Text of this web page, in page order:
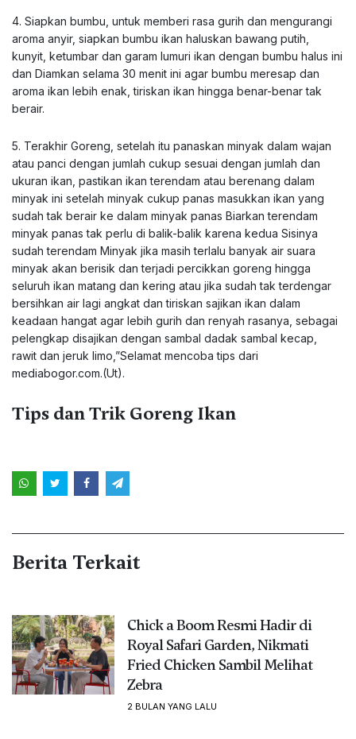
4. Siapkan bumbu, untuk memberi rasa gurih dan mengurangi
aroma anyir, siapkan bumbu ikan haluskan bawang putih,
kunyit, ketumbar dan garam lumuri ikan dengan bumbu halus ini
dan Diamkan selama 30 menit ini agar bumbu meresap dan
aroma ikan lebih enak, tiriskan ikan hingga benar-benar tak
berair.
5. Terakhir Goreng, setelah itu panaskan minyak dalam wajan
atau panci dengan jumlah cukup sesuai dengan jumlah dan
ukuran ikan, pastikan ikan terendam atau berenang dalam
minyak ini setelah minyak cukup panas masukkan ikan yang
sudah tak berair ke dalam minyak panas Biarkan terendam
minyak panas tak perlu di balik-balik karena kedua Sisinya
sudah terendam Minyak jika masih terlalu banyak air suara
minyak akan berisik dan terjadi percikkan goreng hingga
seluruh ikan matang dan kering atau jika sudah tak terdengar
bersihkan air lagi angkat dan tiriskan sajikan ikan dalam
keadaan hangat agar lebih gurih dan renyah rasanya, sebagai
pelengkap disajikan dengan sambal dadak sambal kecap,
rawit dan jeruk limo,”Selamat mencoba tips dari
mediabogor.com.(Ut).
Tips dan Trik Goreng Ikan
Berita Terkait
Chick a Boom Resmi Hadir di
Royal Safari Garden, Nikmati
Fried Chicken Sambil Melihat
Zebra
2 BULAN YANG LALU